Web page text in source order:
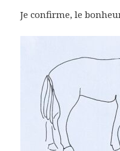
Je confirme, le